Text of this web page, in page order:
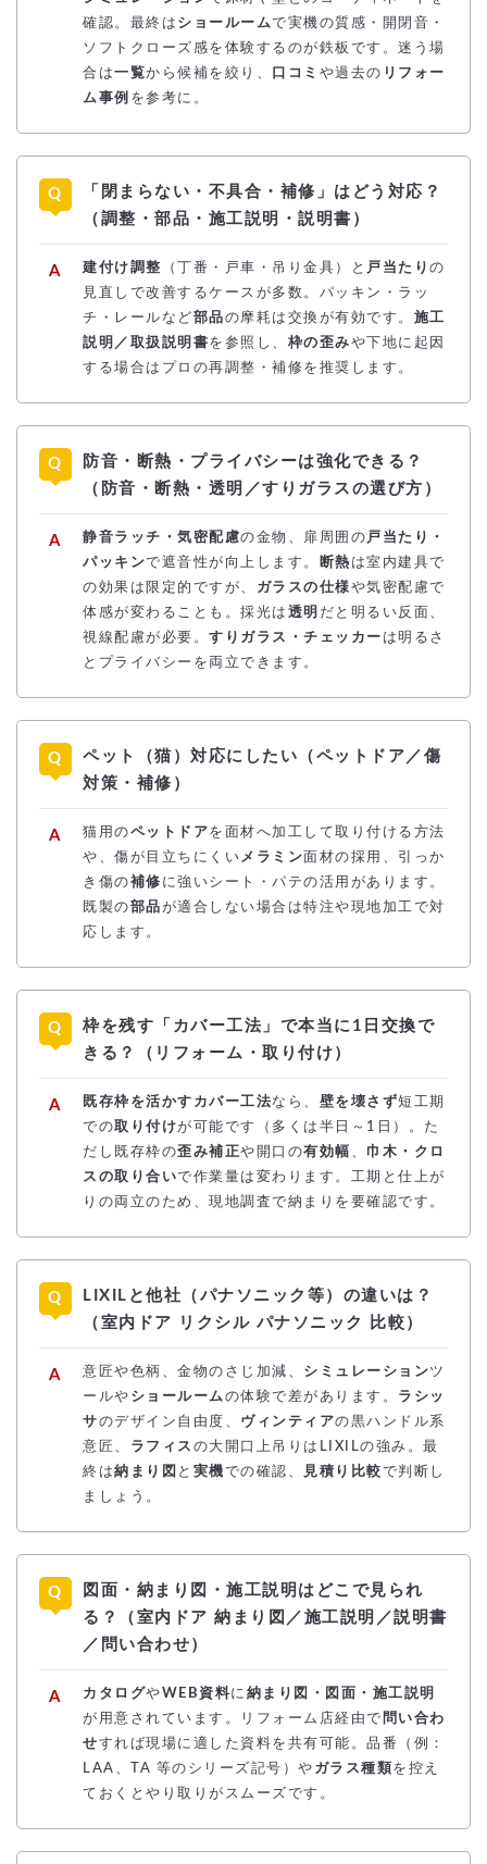
確認。最終は ショールームで実機の質感・開閉音・
ソフトクローズ感を体験するのが鉄板です。迷う場
合は一覧から候補を絞り、 口コミ や過去の リフォー
ム事例 を参考に。
「閉まらない・不具合・補修」はどう対応？
（調整・部品・施工説明・説明書）
建付け調整 （丁番・戸車・吊り金具）と 戸当たり の
見直しで改善するケースが多数。パッキン・ラッ
チ・レールなど部品の摩耗は交換が有効です。 施工
説明／取扱説明書を参照し、 枠の歪みや下地に起因
する場合はプロの再調整・補修を推奨します。
防音・断熱・プライバシーは強化できる？
（防音・断熱・透明／すりガラスの選び方）
静音ラッチ・気密配慮の金物、扉周囲の 戸当たり・
パッキンで遮音性が向上します。 断熱 は室内建具で
の効果は限定的ですが、
ガラスの仕様や気密配慮で
体感が変わることも。採光は 透明 だと明るい反面、
視線配慮が必要。 すりガラス・チェッカー は明るさ
とプライバシーを両立できます。
ペット（猫）対応にしたい（ペットドア／傷
対策・補修）
猫用のペットドアを面材へ加工して取り付ける方法
や、傷が目立ちにくいメラミン面材の採用、引っか
き傷の補修 に強いシート・パテの活用があります。
既製の部品が適合しない場合は特注や現地加工で対
応します。
枠を残す「カバー工法」で本当に1日交換で
きる？（リフォーム・取り付け）
既存枠を活かすカバー工法なら、 壁を壊さず短工期
での取り付けが可能です（多くは半日～1日）。た
だし既存枠の歪み補正や開口の有効幅 、 巾木・クロ
スの取り合いで作業量は変わります。工期と仕上が
りの両立のため、現地調査で納まりを要確認です。
LIXILと他社（パナソニック等）の違いは？
（室内ドア リクシル パナソニック 比較）
意匠や色柄、金物のさじ加減、 シミュレーションツ
ールや ショールームの体験で差があります。 ラシッ
サのデザイン自由度、 ヴィンティアの黒ハンドル系
意匠、
ラフィス の大開口上吊りはLIXILの強み。最
終は納まり図 と 実機での確認、 見積り比較で判断し
ましょう。
図面・納まり図・施工説明はどこで見られ
る？（室内ドア 納まり図／施工説明／説明書
／問い合わせ）
カタログやWEB資料に 納まり図・図面・施工説明
が用意されています。リフォーム店経由で 問い合わ
せすれば現場に適した資料を共有可能。品番（例：
LAA、TA 等のシリーズ記号）や ガラス種類を控え
ておくとやり取りがスムーズです。